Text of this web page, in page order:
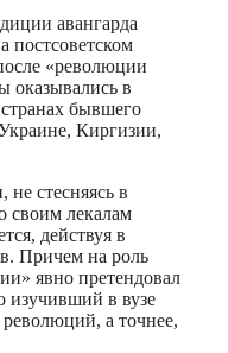
авангарда
постсоветском
«революции
оказывались в
бывшего
Киргизии,
стесняясь в
своим лекалам
действуя в
Причем на роль
явно претендовал
изучивший в вузе
а точнее,